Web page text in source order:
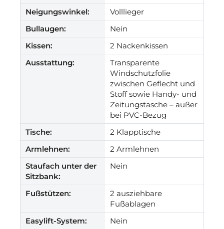
Neigungswinkel:
Volllieger
Bullaugen:
Nein
Kissen:
2 Nackenkissen
Ausstattung:
Transparente
Windschutzfolie
zwischen Geflecht und
Stoff sowie Handy- und
Zeitungstasche – außer
bei PVC-Bezug
Tische:
2 Klapptische
Armlehnen:
2 Armlehnen
Staufach unter der
Sitzbank:
Nein
Fußstützen:
2 ausziehbare
Fußablagen
Easylift-System:
Nein